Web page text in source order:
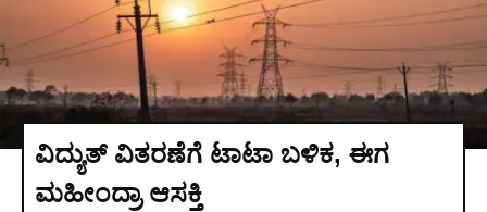
ವಿದ್ಯುತ್ ವಿತರಣೆಗೆ ಟಾಟಾ ಬಳಿಕ, ಈಗ
ಮಹೀಂದ್ರಾ ಆಸಕ್ತಿ